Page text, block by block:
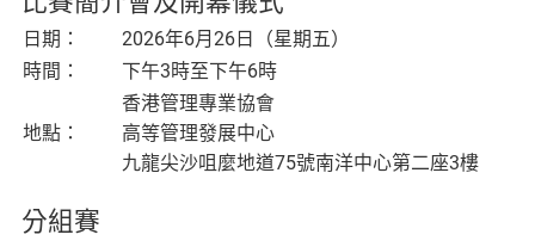
日期：
2026年6月26日（星期五）
時間：
下午3時至下午6時
地點：
香港管理專業協會
高等管理發展中心
九龍尖沙咀麼地道75號南洋中心第二座3樓
分組賽